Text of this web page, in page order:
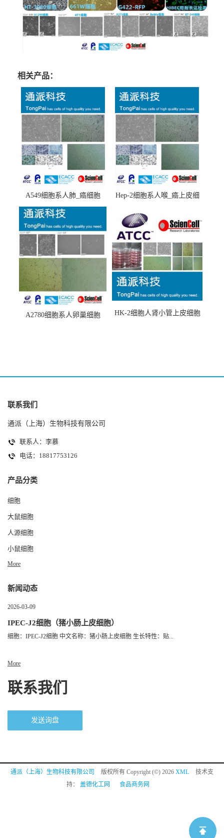
相关产品：
A549细胞系人肺_癌细胞
(A549细胞)
Hep-2细胞系人喉_癌上皮细
A2780细胞系人卵巢细胞
HK-2细胞人肾小管上皮细胞
联系我们
通派（上海）生物科技有限公司
联系人：李慕
电话：18817753126
产品分类
细胞
大鼠细胞
人源细胞
小鼠细胞
More
新闻动态
2026-03-09
IPEC-J2细胞（猪小肠上皮细胞）
细胞：IPEC-J2细胞 中文名称：猪小肠上皮细胞 生长特性：贴...
More
联系我们
发送询盘
通派（上海）生物科技有限公司 版权所有 Copyright (©) 2026 XML
技术支
持： 盖德化工网 食品商务网